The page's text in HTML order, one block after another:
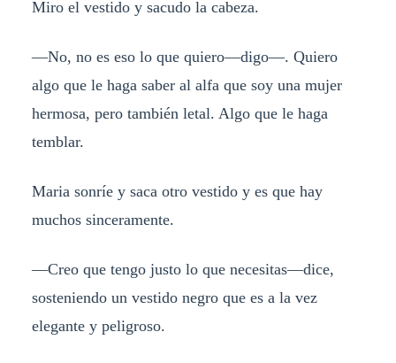
Miro el vestido y sacudo la cabeza.
—No, no es eso lo que quiero—digo—. Quiero
algo que le haga saber al alfa que soy una mujer
hermosa, pero también letal. Algo que le haga
temblar.
Maria sonríe y saca otro vestido y es que hay
muchos sinceramente.
—Creo que tengo justo lo que necesitas—dice,
sosteniendo un vestido negro que es a la vez
elegante y peligroso.